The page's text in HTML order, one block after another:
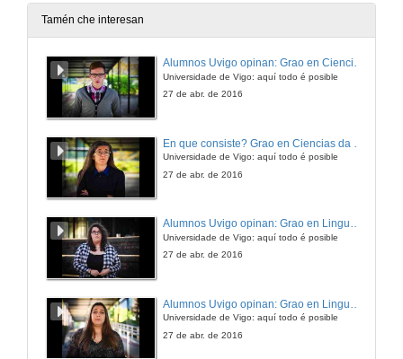
4 de abr. de 2013
Tamén che interesan
Alumnos Uvigo opinan: Grao en Ciencias da Linguaxe e Estudos Literarios
Universidade de Vigo: aquí todo é posible
27 de abr. de 2016
Universidade de Vigo: aquí todo é posible
27 de abr. de 2016
Alumnos Uvigo opinan: Grao en Linguas Estranxeiras
Universidade de Vigo: aquí todo é posible
27 de abr. de 2016
Universidade de Vigo: aquí todo é posible
27 de abr. de 2016